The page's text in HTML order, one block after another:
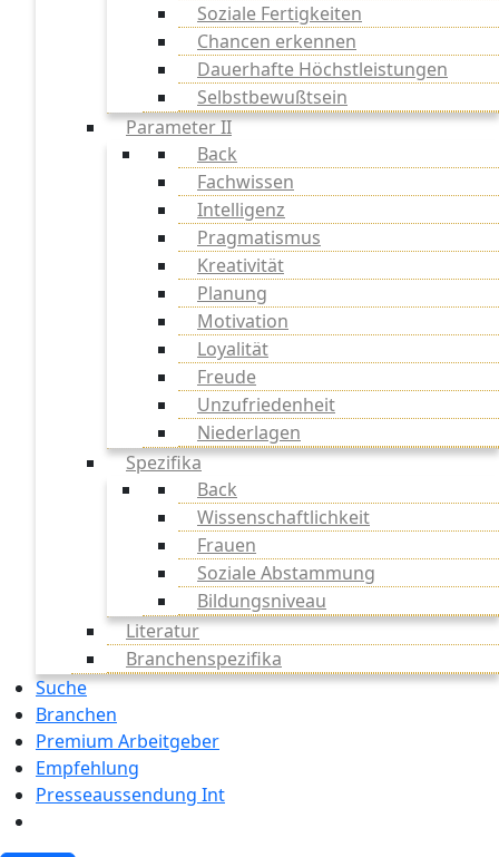
Soziale Fertigkeiten
Chancen erkennen
Dauerhafte Höchstleistungen
Selbstbewußtsein
Parameter II
Back
Fachwissen
Intelligenz
Pragmatismus
Kreativität
Planung
Motivation
Loyalität
Freude
Unzufriedenheit
Niederlagen
Spezifika
Back
Wissenschaftlichkeit
Frauen
Soziale Abstammung
Bildungsniveau
Literatur
Branchenspezifika
Suche
Branchen
Premium Arbeitgeber
Empfehlung
Presseaussendung Int